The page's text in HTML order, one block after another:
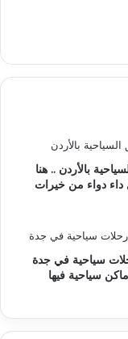
بالأردن .. هنا
دواء من خيرات
سياحية في جدة